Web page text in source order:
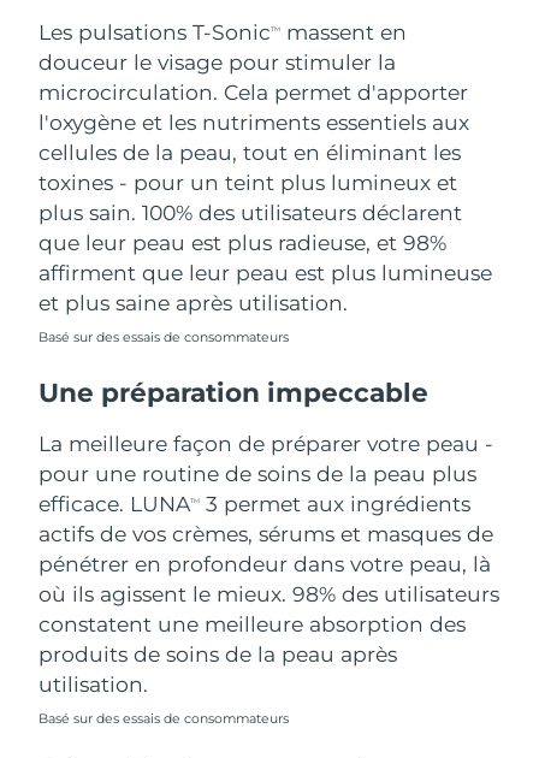
Les pulsations T-SonicTM
massent en
douceur le visage pour stimuler la
microcirculation. Cela permet d'apporter
l'oxygène et les nutriments essentiels aux
cellules de la peau, tout en éliminant les
toxines - pour un teint plus lumineux et
plus sain. 100% des utilisateurs déclarent
que leur peau est plus radieuse, et 98%
affirment que leur peau est plus lumineuse
et plus saine après utilisation.
Basé sur des essais de consommateurs
Une préparation impeccable
La meilleure façon de préparer votre peau -
pour une routine de soins de la peau plus
efficace. LUNATM
3 permet aux ingrédients
actifs de vos crèmes, sérums et masques de
pénétrer en profondeur dans votre peau, là
où ils agissent le mieux. 98% des utilisateurs
constatent une meilleure absorption des
produits de soins de la peau après
utilisation.
Basé sur des essais de consommateurs